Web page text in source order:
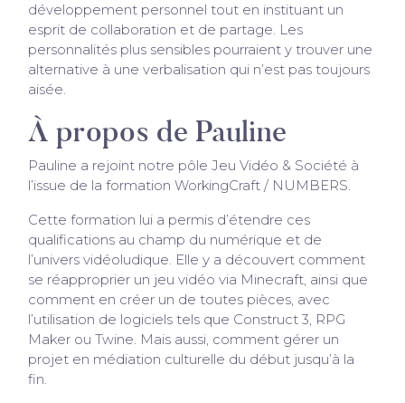
développement personnel tout en instituant un
esprit de collaboration et de partage. Les
personnalités plus sensibles pourraient y trouver une
alternative à une verbalisation qui n’est pas toujours
aisée.
À propos de Pauline
Pauline a rejoint notre pôle Jeu Vidéo & Société à
l’issue de la formation WorkingCraft / NUMBERS.
Cette formation lui a permis d’étendre ces
qualifications au champ du numérique et de
l’univers vidéoludique. Elle y a découvert comment
se réapproprier un jeu vidéo via Minecraft, ainsi que
comment en créer un de toutes pièces, avec
l’utilisation de logiciels tels que Construct 3, RPG
Maker ou Twine. Mais aussi, comment gérer un
projet en médiation culturelle du début jusqu’à la
fin.